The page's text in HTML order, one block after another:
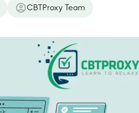
CBTProxy Team